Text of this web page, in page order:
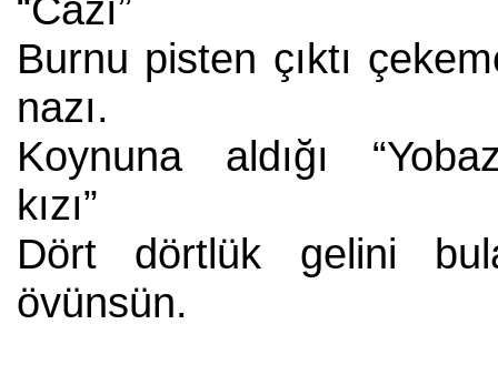
Burnu pisten çıktı
nazı.
Koynuna aldığı
kızı”
Dört dörtlük gelini
övünsün.